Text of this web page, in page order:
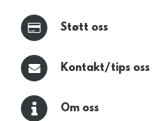
Støtt oss
Kontakt/tips oss
Om oss